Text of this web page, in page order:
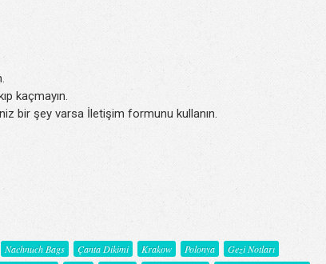
kaçmayın.
bir şey varsa İletişim formunu kullanın.
Nachnuch Bags Çanta Dikimi Krakow Polonya
Gezi Notları